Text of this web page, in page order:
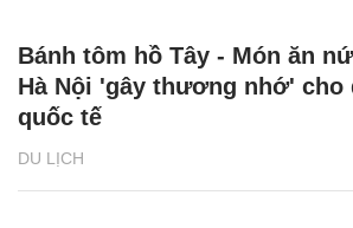
DU LỊCH
Bánh tôm hồ Tây - Món ăn
Hà Nội 'gây thương nhớ' cho
quốc tế